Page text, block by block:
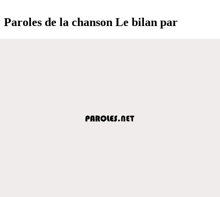
Paroles de la chanson Le bilan par